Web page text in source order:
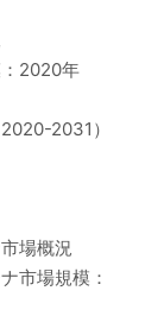
2020年
2031）
場概況
市場規模：